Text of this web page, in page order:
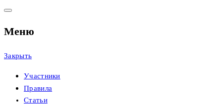
Меню
Закрыть
Участники
Правила
Статьи